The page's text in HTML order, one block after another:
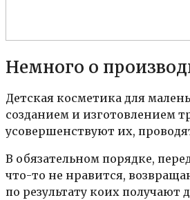
Немного о
Детская косметика для
созданием и изготовлением
усовершенствуют их,
В обязательном порядке,
что-то не нравится,
по результату коих